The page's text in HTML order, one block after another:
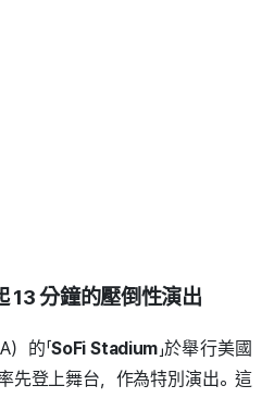
13 分鐘的壓倒性演出
的「SoFi Stadium」於舉行美國
先登上舞台，作為特別演出。這